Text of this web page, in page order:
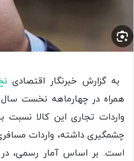
به گزارش خبرنگار اقتصادی
همراه در چهارماهه نخست
واردات تجاری این کالا
چشمگیری داشته، واردات
است. بر اساس آمار رسمی،